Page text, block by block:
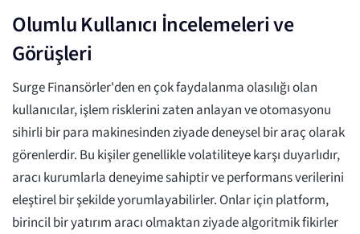
Olumlu Kullanıcı İncelemeleri ve
Görüşleri
Surge Finansörler'den en çok faydalanma olasılığı olan
kullanıcılar, işlem risklerini zaten anlayan ve otomasyonu
sihirli bir para makinesinden ziyade deneysel bir araç olarak
görenlerdir. Bu kişiler genellikle volatiliteye karşı duyarlıdır,
aracı kurumlarla deneyime sahiptir ve performans verilerini
eleştirel bir şekilde yorumlayabilirler. Onlar için platform,
birincil bir yatırım aracı olmaktan ziyade algoritmik fikirler